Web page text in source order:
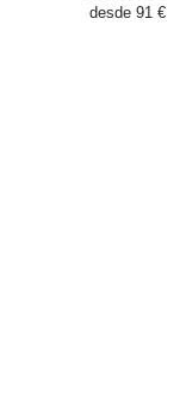
desde 91 €